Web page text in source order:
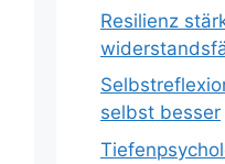
Resilienz
selbst besser